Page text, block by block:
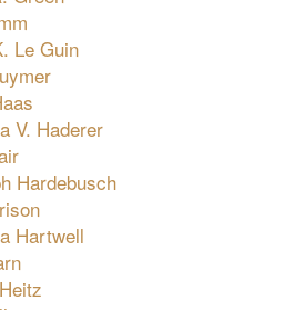
Le Guin
V. Haderer
Hardebusch
Hartwell